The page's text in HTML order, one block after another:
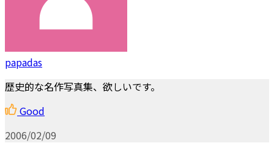
papadas
歴史的な名作写真集、欲しいです。
Good
2006/02/09